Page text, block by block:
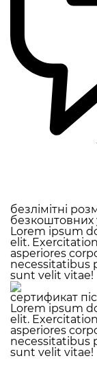
безлімітні
Lorem ipsum
elit.
asperiores
necessitatibus
sunt velit vitae!
сертификат
Lorem ipsum
elit.
asperiores
necessitatibus
sunt velit vitae!